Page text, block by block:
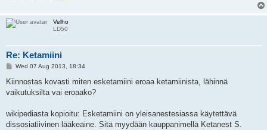
Velho
LD50
Re: Ketamiini
P
s
Wed 07 Aug 2013, 18:34
Kiinnostas kovasti miten esketamiini eroaa ketamiinista, lähinnä
vaikutuksilta vai eroaako?
wikipediasta kopioitu: Esketamiini on yleisanestesiassa käytettävä
dissosiatiivinen lääkeaine. Sitä myydään kauppanimellä Ketanest S.